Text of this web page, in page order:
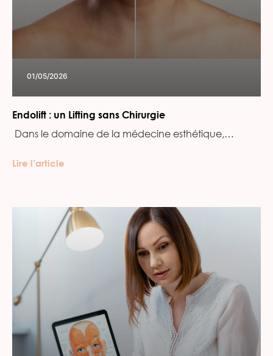
01/05/2026
Endolift : un Lifting sans Chirurgie
‍ Dans le domaine de la médecine esthétique,…
Lire l’article